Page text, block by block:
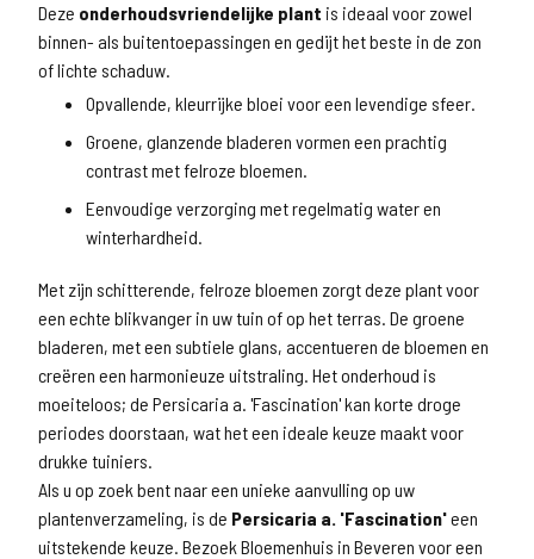
Deze onderhoudsvriendelijke plant is ideaal voor zowel
binnen- als buitentoepassingen en gedijt het beste in de zon
of lichte schaduw.
Opvallende, kleurrijke bloei voor een levendige sfeer.
Groene, glanzende bladeren vormen een prachtig
contrast met felroze bloemen.
Eenvoudige verzorging met regelmatig water en
winterhardheid.
Met zijn schitterende, felroze bloemen zorgt deze plant voor
een echte blikvanger in uw tuin of op het terras. De groene
bladeren, met een subtiele glans, accentueren de bloemen en
creëren een harmonieuze uitstraling. Het onderhoud is
moeiteloos; de Persicaria a. 'Fascination' kan korte droge
periodes doorstaan, wat het een ideale keuze maakt voor
drukke tuiniers.
Als u op zoek bent naar een unieke aanvulling op uw
plantenverzameling, is de Persicaria a. 'Fascination'een
uitstekende keuze. Bezoek Bloemenhuis in Beveren voor een